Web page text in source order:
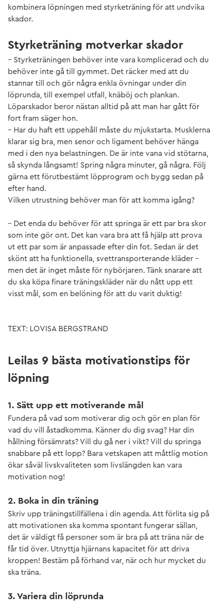
kombinera löpningen med styrketräning för att undvika
skador.
Styrketräning motverkar skador
– Styrketräningen behöver inte vara komplicerad och du
behöver inte gå till gymmet. Det räcker med att du
stannar till och gör några enkla övningar under din
löprunda, till exempel utfall, knäböj och plankan.
Löparskador beror nästan alltid på att man har gått för
fort fram säger hon.
– Har du haft ett uppehåll måste du mjukstarta. Musklerna
klarar sig bra, men senor och ligament behöver hänga
med i den nya belastningen. De är inte vana vid stötarna,
så skynda långsamt! Spring några minuter, gå några. Följ
gärna ett förutbestämt löpprogram och bygg sedan på
efter hand.
Vilken utrustning behöver man för att komma igång?
– Det enda du behöver för att springa är ett par bra skor
som inte gör ont. Det kan vara bra att få hjälp att prova
ut ett par som är anpassade efter din fot. Sedan är det
skönt att ha funktionella, svettransporterande kläder –
men det är inget måste för nybörjaren. Tänk snarare att
du ska köpa finare träningskläder när du nått upp ett
visst mål, som en belöning för att du varit duktig!
TEXT: LOVISA BERGSTRAND
Leilas 9 bästa motivationstips för
löpning
1. Sätt upp ett motiverande mål
Fundera på vad som motiverar dig och gör en plan för
vad du vill åstadkomma. Känner du dig svag? Har din
hållning försämrats? Vill du gå ner i vikt? Vill du springa
snabbare på ett lopp? Bara vetskapen att måttlig motion
ökar såväl livskvaliteten som livslängden kan vara
motivation nog!
2. Boka in din träning
Skriv upp träningstillfällena i din agenda. Att förlita sig på
att motivationen ska komma spontant fungerar sällan,
det är väldigt få personer som är bra på att träna när de
får tid över. Utnyttja hjärnans kapacitet för att driva
kroppen! Bestäm på förhand var, när och hur mycket du
ska träna.
3. Variera din löprunda